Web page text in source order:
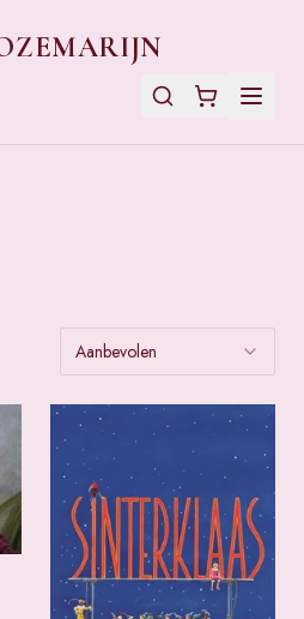
Aanbevolen